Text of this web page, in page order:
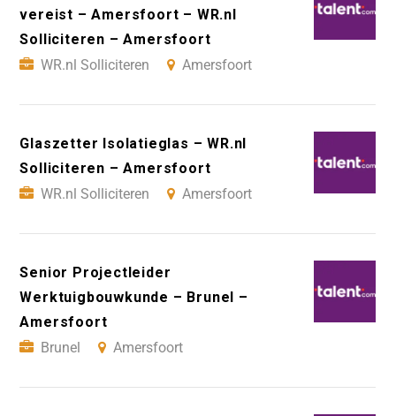
vereist – Amersfoort – WR.nl
Solliciteren – Amersfoort
WR.nl Solliciteren
Amersfoort
Glaszetter Isolatieglas – WR.nl
Solliciteren – Amersfoort
WR.nl Solliciteren
Amersfoort
Senior Projectleider
Werktuigbouwkunde – Brunel –
Amersfoort
Brunel
Amersfoort